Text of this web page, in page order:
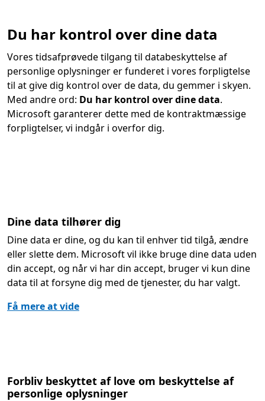
Du har kontrol over dine data
Vores tidsafprøvede tilgang til databeskyttelse af
personlige oplysninger er funderet i vores forpligtelse
til at give dig kontrol over de data, du gemmer i skyen.
Med andre ord: Du har kontrol over dine data.
Microsoft garanterer dette med de kontraktmæssige
forpligtelser, vi indgår i overfor dig.
Dine data tilhører dig
Dine data er dine, og du kan til enhver tid tilgå, ændre
eller slette dem. Microsoft vil ikke bruge dine data uden
din accept, og når vi har din accept, bruger vi kun dine
data til at forsyne dig med de tjenester, du har valgt.
Få mere at vide
Forbliv beskyttet af love om beskyttelse af
personlige oplysninger